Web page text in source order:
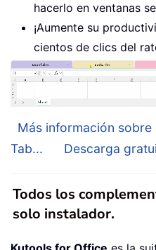
hacerlo en ventanas
¡Aumente su
cientos de clics del
Más información sobre
Tab...
Descarga
Todos los
solo instalador.